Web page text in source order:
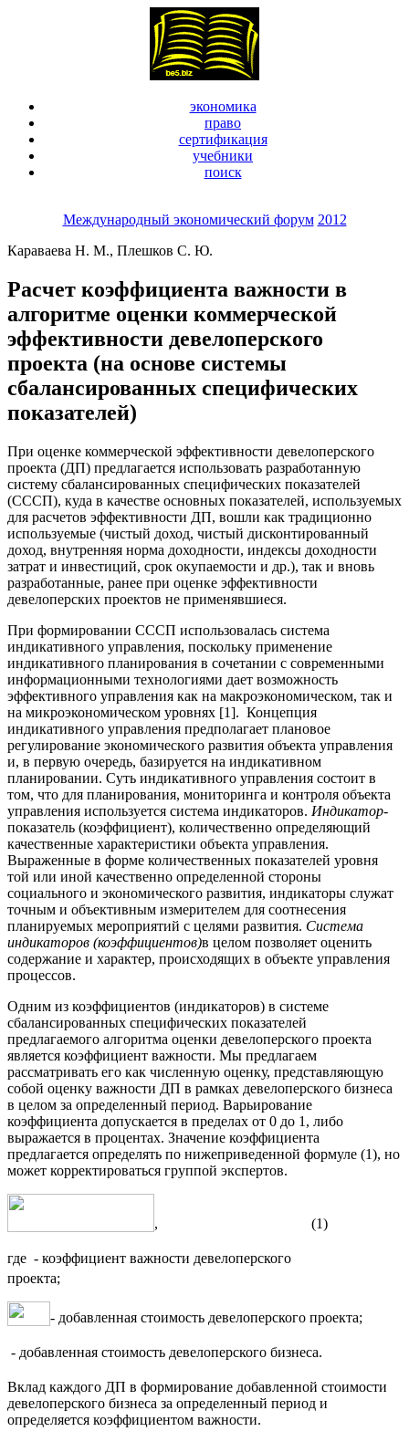
экономика
право
сертификация
учебники
поиск
Международный экономический форум 2012
Караваева Н. М., Плешков С. Ю.
Расчет коэффициента важности в
алгоритме оценки коммерческой
эффективности девелоперского
проекта (на основе системы
сбалансированных специфических
показателей)
При оценке коммерческой эффективности девелоперского
проекта (ДП) предлагается использовать разработанную
систему сбалансированных специфических показателей
(СССП), куда в качестве основных показателей, используемых
для расчетов эффективности ДП, вошли как традиционно
используемые (чистый доход, чистый дисконтированный
доход, внутренняя норма доходности, индексы доходности
затрат и инвестиций, срок окупаемости и др.), так и вновь
разработанные, ранее при оценке эффективности
девелоперских проектов не применявшиеся.
При формировании СССП использовалась система
индикативного управления, поскольку применение
индикативного планирования в сочетании с современными
информационными технологиями дает возможность
эффективного управления как на макроэкономическом, так и
на микроэкономическом уровнях [1]. Концепция
индикативного управления предполагает плановое
регулирование экономического развития объекта управления
и, в первую очередь, базируется на индикативном
планировании. Суть индикативного управления состоит в
том, что для планирования, мониторинга и контроля объекта
управления используется система индикаторов. Индикатор-
показатель (коэффициент), количественно определяющий
качественные характеристики объекта управления.
Выраженные в форме количественных показателей уровня
той или иной качественно определенной стороны
социального и экономического развития, индикаторы служат
точным и объективным измерителем для соотнесения
планируемых мероприятий с целями развития. Система
индикаторов (коэффициентов)в целом позволяет оценить
содержание и характер, происходящих в объекте управления
процессов.
Одним из коэффициентов (индикаторов) в системе
сбалансированных специфических показателей
предлагаемого алгоритма оценки девелоперского проекта
является коэффициент важности. Мы предлагаем
рассматривать его как численную оценку, представляющую
собой оценку важности ДП в рамках девелоперского бизнеса
в целом за определенный период. Варьирование
коэффициента допускается в пределах от 0 до 1, либо
выражается в процентах. Значение коэффициента
предлагается определять по нижеприведенной формуле (1), но
может корректироваться группой экспертов.
, (1)
где - коэффициент важности девелоперского
проекта;
- добавленная стоимость девелоперского проекта;
- добавленная стоимость девелоперского бизнеса.
Вклад каждого ДП в формирование добавленной стоимости
девелоперского бизнеса за определенный период и
определяется коэффициентом важности.